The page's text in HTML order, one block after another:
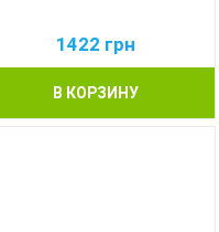
1422 грн
В КОРЗИНУ